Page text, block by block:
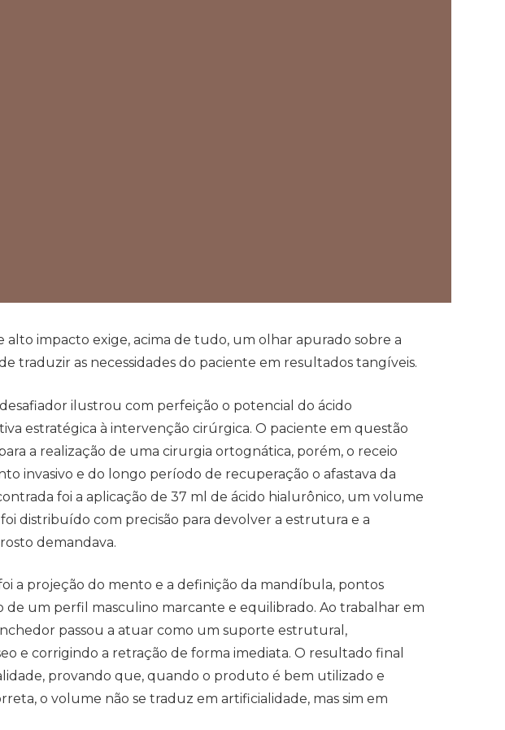
alto impacto exige, acima de tudo, um olhar apurado sobre a
traduzir as necessidades do paciente em resultados tangíveis.
ilustrou com perfeição o potencial do ácido
estratégica à intervenção cirúrgica. O paciente em questão
a realização de uma cirurgia ortognática, porém, o receio
invasivo e do longo período de recuperação o afastava da
foi a aplicação de 37 ml de ácido hialurônico, um volume
distribuído com precisão para devolver a estrutura e a
demandava.
a projeção do mento e a definição da mandíbula, pontos
de um perfil masculino marcante e equilibrado. Ao trabalhar em
passou a atuar como um suporte estrutural,
e corrigindo a retração de forma imediata. O resultado final
provando que, quando o produto é bem utilizado e
o volume não se traduz em artificialidade, mas sim em